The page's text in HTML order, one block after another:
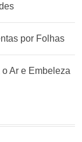
por Folhas
Ar e Embeleza